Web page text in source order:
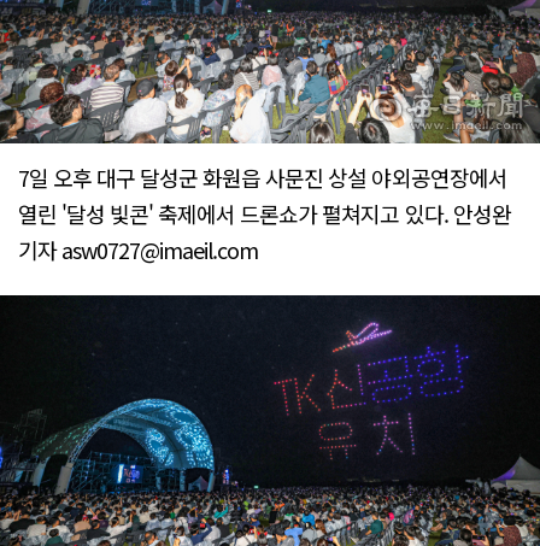
7일 오후 대구 달성군 화원읍 사문진 상설 야외공연장에서
열린 '달성 빛콘' 축제에서 드론쇼가 펼쳐지고 있다. 안성완
기자 asw0727@imaeil.com